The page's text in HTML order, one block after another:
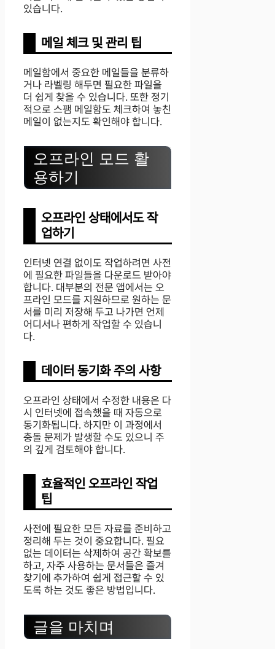
있습니다.
메일 체크 및 관리 팁
메일함에서 중요한 메일들을 분류하
거나 라벨링 해두면 필요한 파일을
더 쉽게 찾을 수 있습니다. 또한 정기
적으로 스팸 메일함도 체크하여 놓친
메일이 없는지도 확인해야 합니다.
오프라인 모드 활
용하기
오프라인 상태에서도 작
업하기
인터넷 연결 없이도 작업하려면 사전
에 필요한 파일들을 다운로드 받아야
합니다. 대부분의 전문 앱에서는 오
프라인 모드를 지원하므로 원하는 문
서를 미리 저장해 두고 나가면 언제
어디서나 편하게 작업할 수 있습니
다.
데이터 동기화 주의 사항
오프라인 상태에서 수정한 내용은 다
시 인터넷에 접속했을 때 자동으로
동기화됩니다. 하지만 이 과정에서
충돌 문제가 발생할 수도 있으니 주
의 깊게 검토해야 합니다.
효율적인 오프라인 작업
팁
사전에 필요한 모든 자료를 준비하고
정리해 두는 것이 중요합니다. 필요
없는 데이터는 삭제하여 공간 확보를
하고, 자주 사용하는 문서들은 즐겨
찾기에 추가하여 쉽게 접근할 수 있
도록 하는 것도 좋은 방법입니다.
글을 마치며